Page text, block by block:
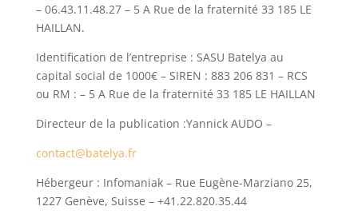
– 06.43.11.48.27 – 5 A Rue de la fraternité 33 185 LE
HAILLAN.
Identification de l’entreprise : SASU Batelya au
capital social de 1000€ – SIREN : 883 206 831 – RCS
ou RM : – 5 A Rue de la fraternité 33 185 LE HAILLAN
Directeur de la publication :Yannick AUDO –
contact@batelya.fr
Hébergeur : Infomaniak – Rue Eugène-Marziano 25,
1227 Genève, Suisse – +41.22.820.35.44